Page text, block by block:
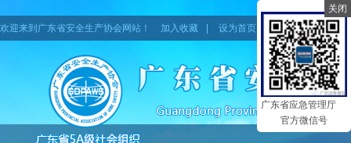
欢迎来到广东省安全生产协会网站！ 加入收藏 设为首页 网站地图
广东省应急管理厅
官方微信号
关闭